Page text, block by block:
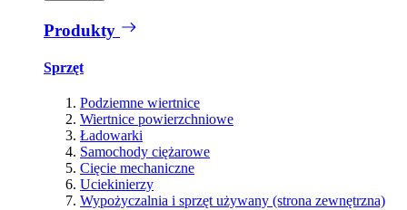
Produkty
Sprzęt
Podziemne wiertnice
Wiertnice powierzchniowe
Ładowarki
Samochody ciężarowe
Cięcie mechaniczne
Uciekinierzy
Wypożyczalnia i sprzęt używany (strona zewnętrzna)